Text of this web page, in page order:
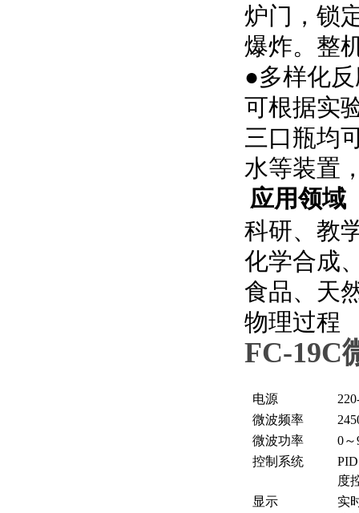
炉门，锁
爆炸。 整
●多样化
可根据实
三口瓶均
水等装置
应用领域
科研、教
化学合成
食品、天
物理过程
FC-19C
电源
微波频率
微波功率
0
控制系统
度
显示
实